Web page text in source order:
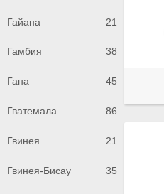
Гайана 21
Гамбия 38
Гана 45
Гватемала 86
Гвинея 21
Гвинея-Бисау 35